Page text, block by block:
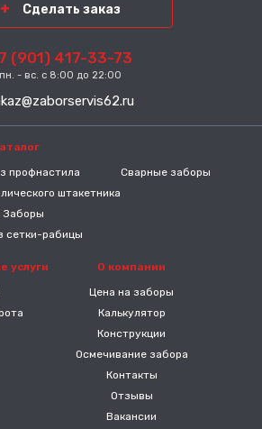
Сделать заказ
(901) 417-33-73
пн. - вс. с 8:00 до 22:00
профнастила
штакетника
Заборы
сетки-рабицы
Сварные заборы
услуги
О компании
Цена на заборы
Калькулятор
Конструкции
Осмечивание забора
Контакты
Отзывы
Вакансии